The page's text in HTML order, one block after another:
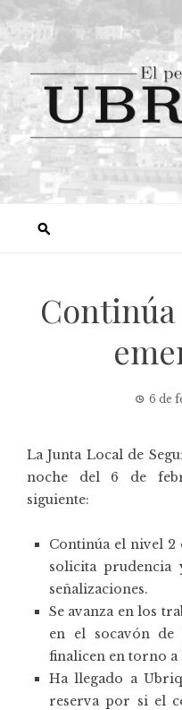
6 de
La Junta Local de
noche del 6 de
siguiente:
Continúa el nivel 2
solicita prudencia
señalizaciones.
Se avanza en los
en el socavón de
finalicen en torno a
Ha llegado a
reserva por si el